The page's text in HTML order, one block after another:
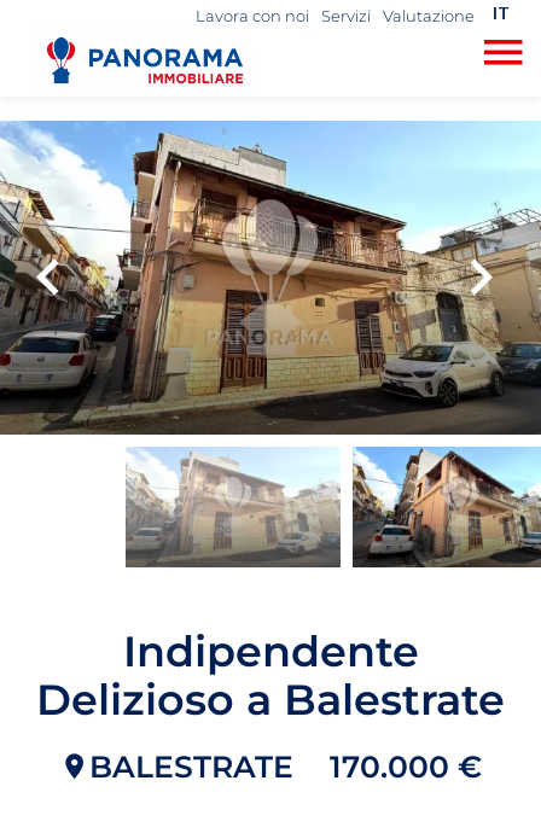
Lavora con noi Servizi Valutazione IT
Indipendente
Delizioso a Balestrate
BALESTRATE 170.000 €